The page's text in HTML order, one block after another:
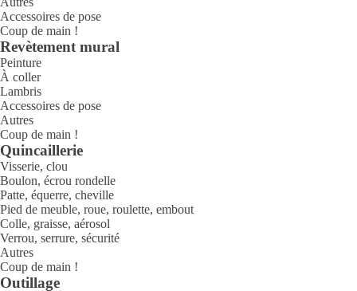
Accessoires de pose
Coup de main !
Revètement mural
Peinture
À coller
Lambris
Accessoires de pose
Autres
Coup de main !
Quincaillerie
Visserie, clou
Boulon, écrou rondelle
Patte, équerre, cheville
Pied de meuble, roue, roulette, embout
Colle, graisse, aérosol
Verrou, serrure, sécurité
Autres
Coup de main !
Outillage